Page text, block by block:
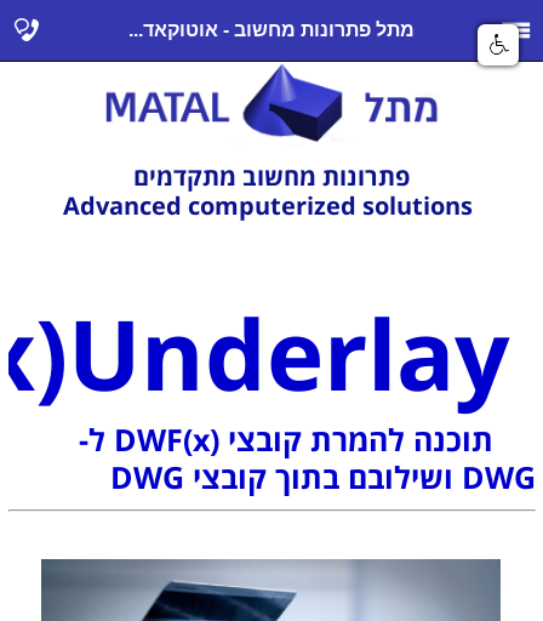
מתל פתרונות מחשוב - אוטוקאד...
פתרונות מחשוב מתקדמים
DWF(x)Underlay
תוכנה להמרת קובצי (DWF(x ל-
DWG ושילובם בתוך קובצי DWG